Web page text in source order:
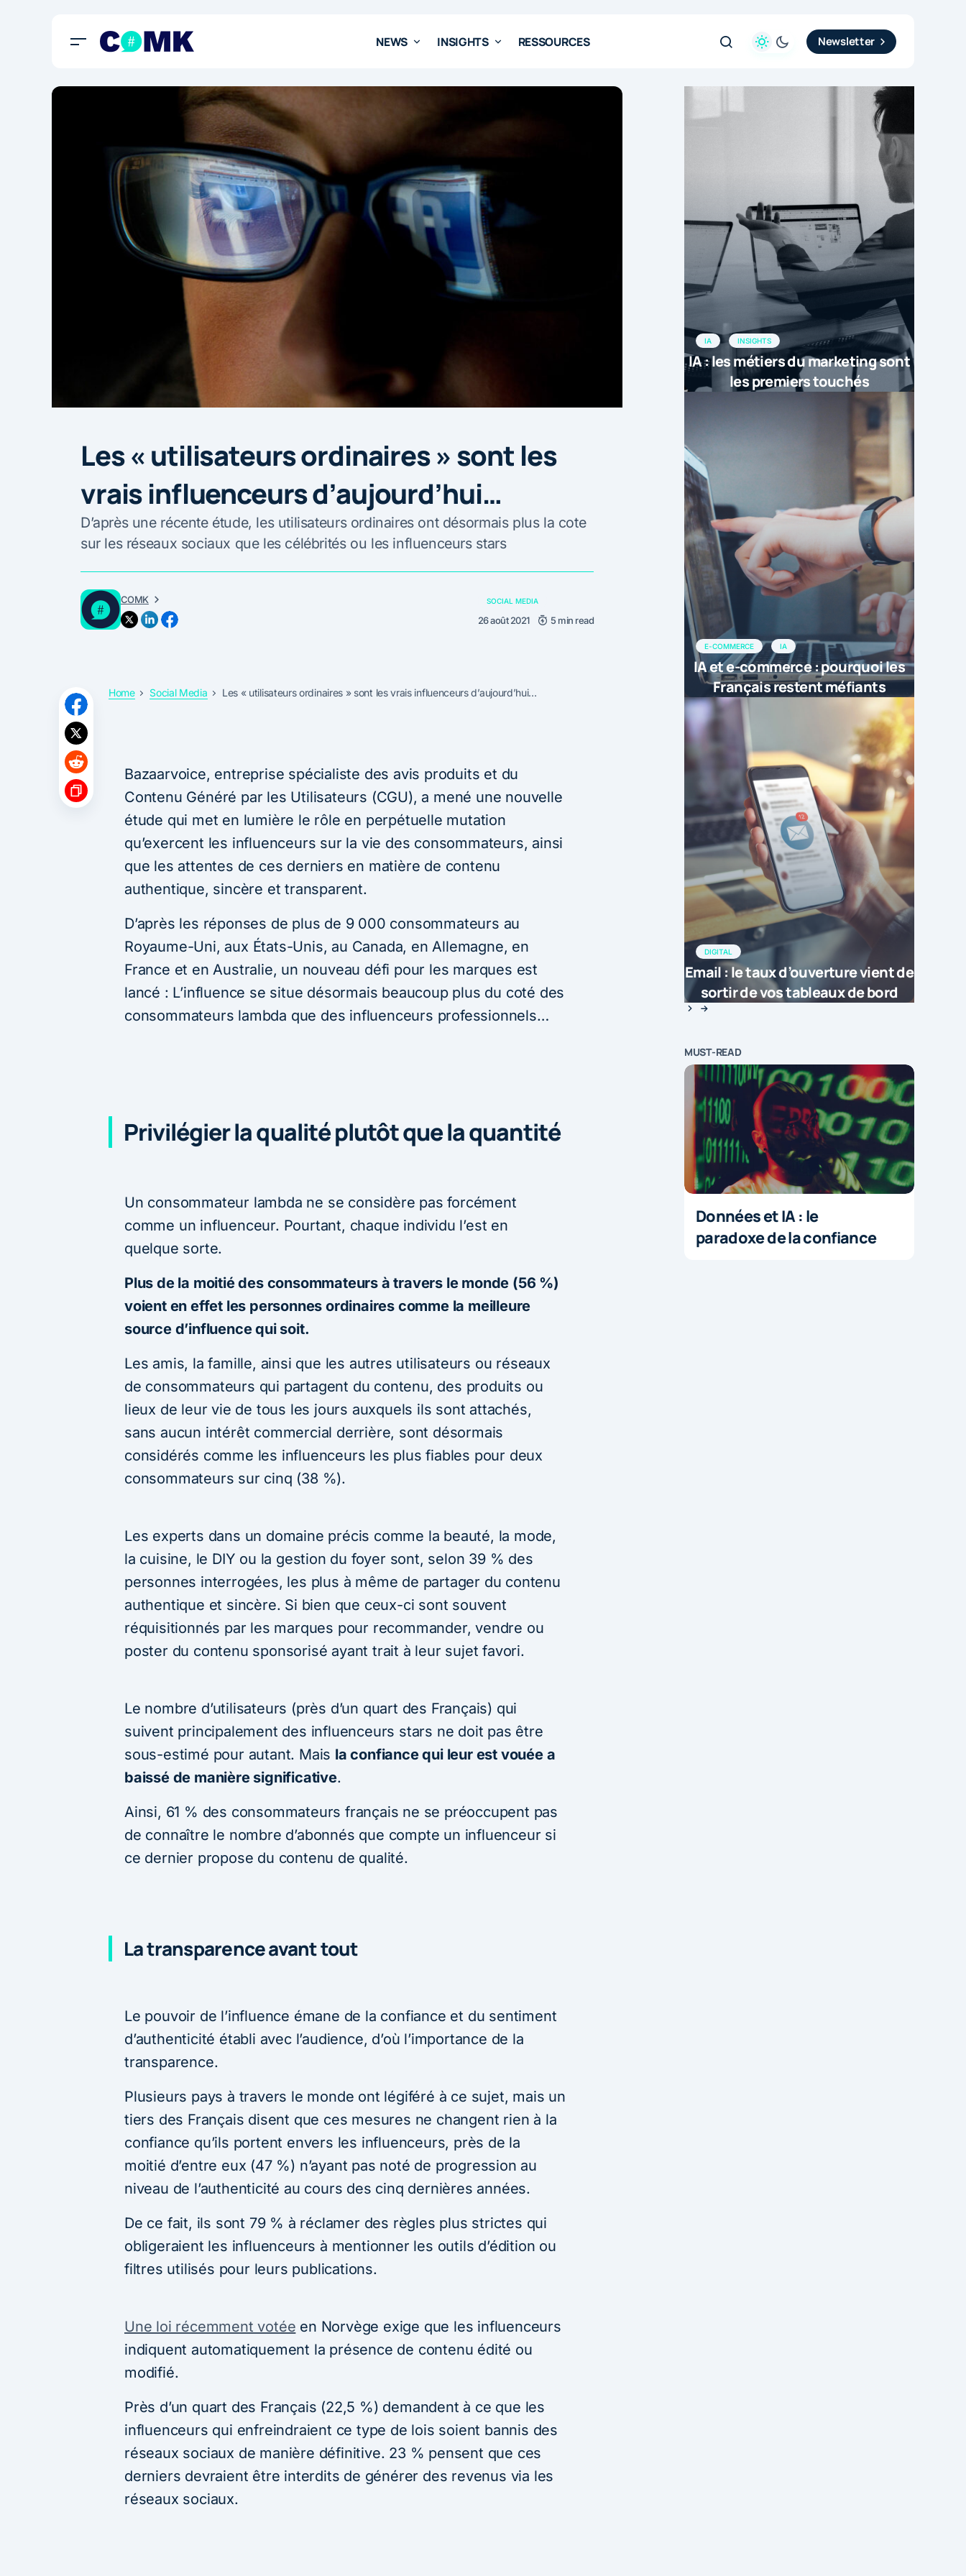
NEWS INSIGHTS RESSOURCES Newsletter
Les « utilisateurs ordinaires » sont les
vrais influenceurs d’aujourd’hui…
D’après une récente étude, les utilisateurs ordinaires ont désormais plus la cote
sur les réseaux sociaux que les célébrités ou les influenceurs stars
COMK SOCIAL MEDIA
26 août 2021 5 min read
Home Social Media Les « utilisateurs ordinaires » sont les vrais influenceurs d’aujourd’hui…
Bazaarvoice, entreprise spécialiste des avis produits et du
Contenu Généré par les Utilisateurs (CGU), a mené une nouvelle
étude qui met en lumière le rôle en perpétuelle mutation
qu’exercent les influenceurs sur la vie des consommateurs, ainsi
que les attentes de ces derniers en matière de contenu
authentique, sincère et transparent.
D’après les réponses de plus de 9 000 consommateurs au
Royaume-Uni, aux États-Unis, au Canada, en Allemagne, en
France et en Australie, un nouveau défi pour les marques est
lancé : L’influence se situe désormais beaucoup plus du coté des
consommateurs lambda que des influenceurs professionnels…
Privilégier la qualité plutôt que la quantité
Un consommateur lambda ne se considère pas forcément
comme un influenceur. Pourtant, chaque individu l’est en
quelque sorte.
Plus de la moitié des consommateurs à travers le monde (56 %)
voient en effet les personnes ordinaires comme la meilleure
source d’influence qui soit.
Les amis, la famille, ainsi que les autres utilisateurs ou réseaux
de consommateurs qui partagent du contenu, des produits ou
lieux de leur vie de tous les jours auxquels ils sont attachés,
sans aucun intérêt commercial derrière, sont désormais
considérés comme les influenceurs les plus fiables pour deux
consommateurs sur cinq (38 %).
Les experts dans un domaine précis comme la beauté, la mode,
la cuisine, le DIY ou la gestion du foyer sont, selon 39 % des
personnes interrogées, les plus à même de partager du contenu
authentique et sincère. Si bien que ceux-ci sont souvent
réquisitionnés par les marques pour recommander, vendre ou
poster du contenu sponsorisé ayant trait à leur sujet favori.
Le nombre d’utilisateurs (près d’un quart des Français) qui
suivent principalement des influenceurs stars ne doit pas être
sous-estimé pour autant. Mais la confiance qui leur est vouée a
baissé de manière significative.
Ainsi, 61 % des consommateurs français ne se préoccupent pas
de connaître le nombre d’abonnés que compte un influenceur si
ce dernier propose du contenu de qualité.
La transparence avant tout
Le pouvoir de l’influence émane de la confiance et du sentiment
d’authenticité établi avec l’audience, d’où l’importance de la
transparence.
Plusieurs pays à travers le monde ont légiféré à ce sujet, mais un
tiers des Français disent que ces mesures ne changent rien à la
confiance qu’ils portent envers les influenceurs, près de la
moitié d’entre eux (47 %) n’ayant pas noté de progression au
niveau de l’authenticité au cours des cinq dernières années.
De ce fait, ils sont 79 % à réclamer des règles plus strictes qui
obligeraient les influenceurs à mentionner les outils d’édition ou
filtres utilisés pour leurs publications.
Une loi récemment votée en Norvège exige que les influenceurs
indiquent automatiquement la présence de contenu édité ou
modifié.
Près d’un quart des Français (22,5 %) demandent à ce que les
influenceurs qui enfreindraient ce type de lois soient bannis des
réseaux sociaux de manière définitive. 23 % pensent que ces
derniers devraient être interdits de générer des revenus via les
réseaux sociaux.
IA INSIGHTS
IA : les métiers du marketing sont
les premiers touchés
E-COMMERCE IA
IA et e-commerce : pourquoi les
Français restent méfiants
DIGITAL
Email : le taux d’ouverture vient de
sortir de vos tableaux de bord
MUST-READ
Données et IA : le
paradoxe de la confiance